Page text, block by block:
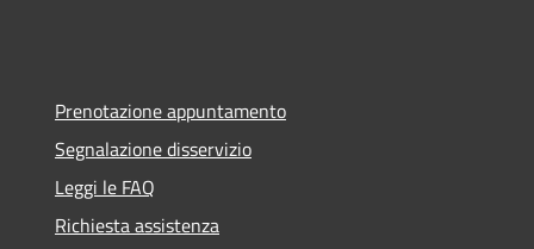
Prenotazione appuntamento
Segnalazione disservizio
Leggi le FAQ
Richiesta assistenza